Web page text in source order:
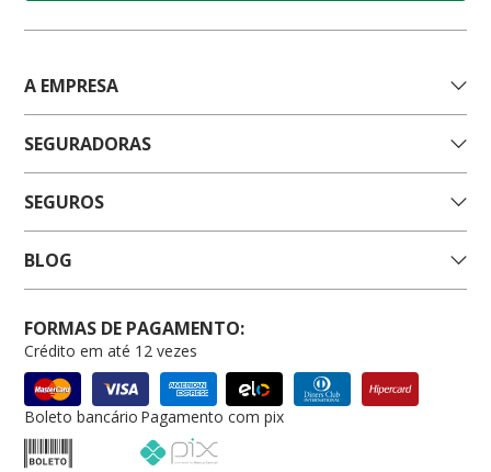
A EMPRESA
SEGURADORAS
SEGUROS
BLOG
FORMAS DE PAGAMENTO:
Crédito em até 12 vezes
Boleto bancário Pagamento com pix